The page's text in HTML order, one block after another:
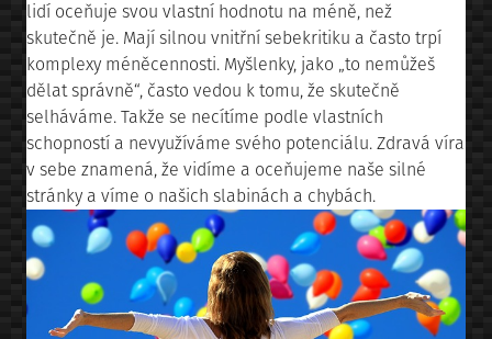
lidí oceňuje svou vlastní hodnotu na méně, než
skutečně je. Mají silnou vnitřní sebekritiku a často trpí
komplexy méněcennosti. Myšlenky, jako „to nemůžeš
dělat správně“, často vedou k tomu, že skutečně
selháváme. Takže se necítíme podle vlastních
schopností a nevyužíváme svého potenciálu. Zdravá víra
v sebe znamená, že vidíme a oceňujeme naše silné
stránky a víme o našich slabinách a chybách.